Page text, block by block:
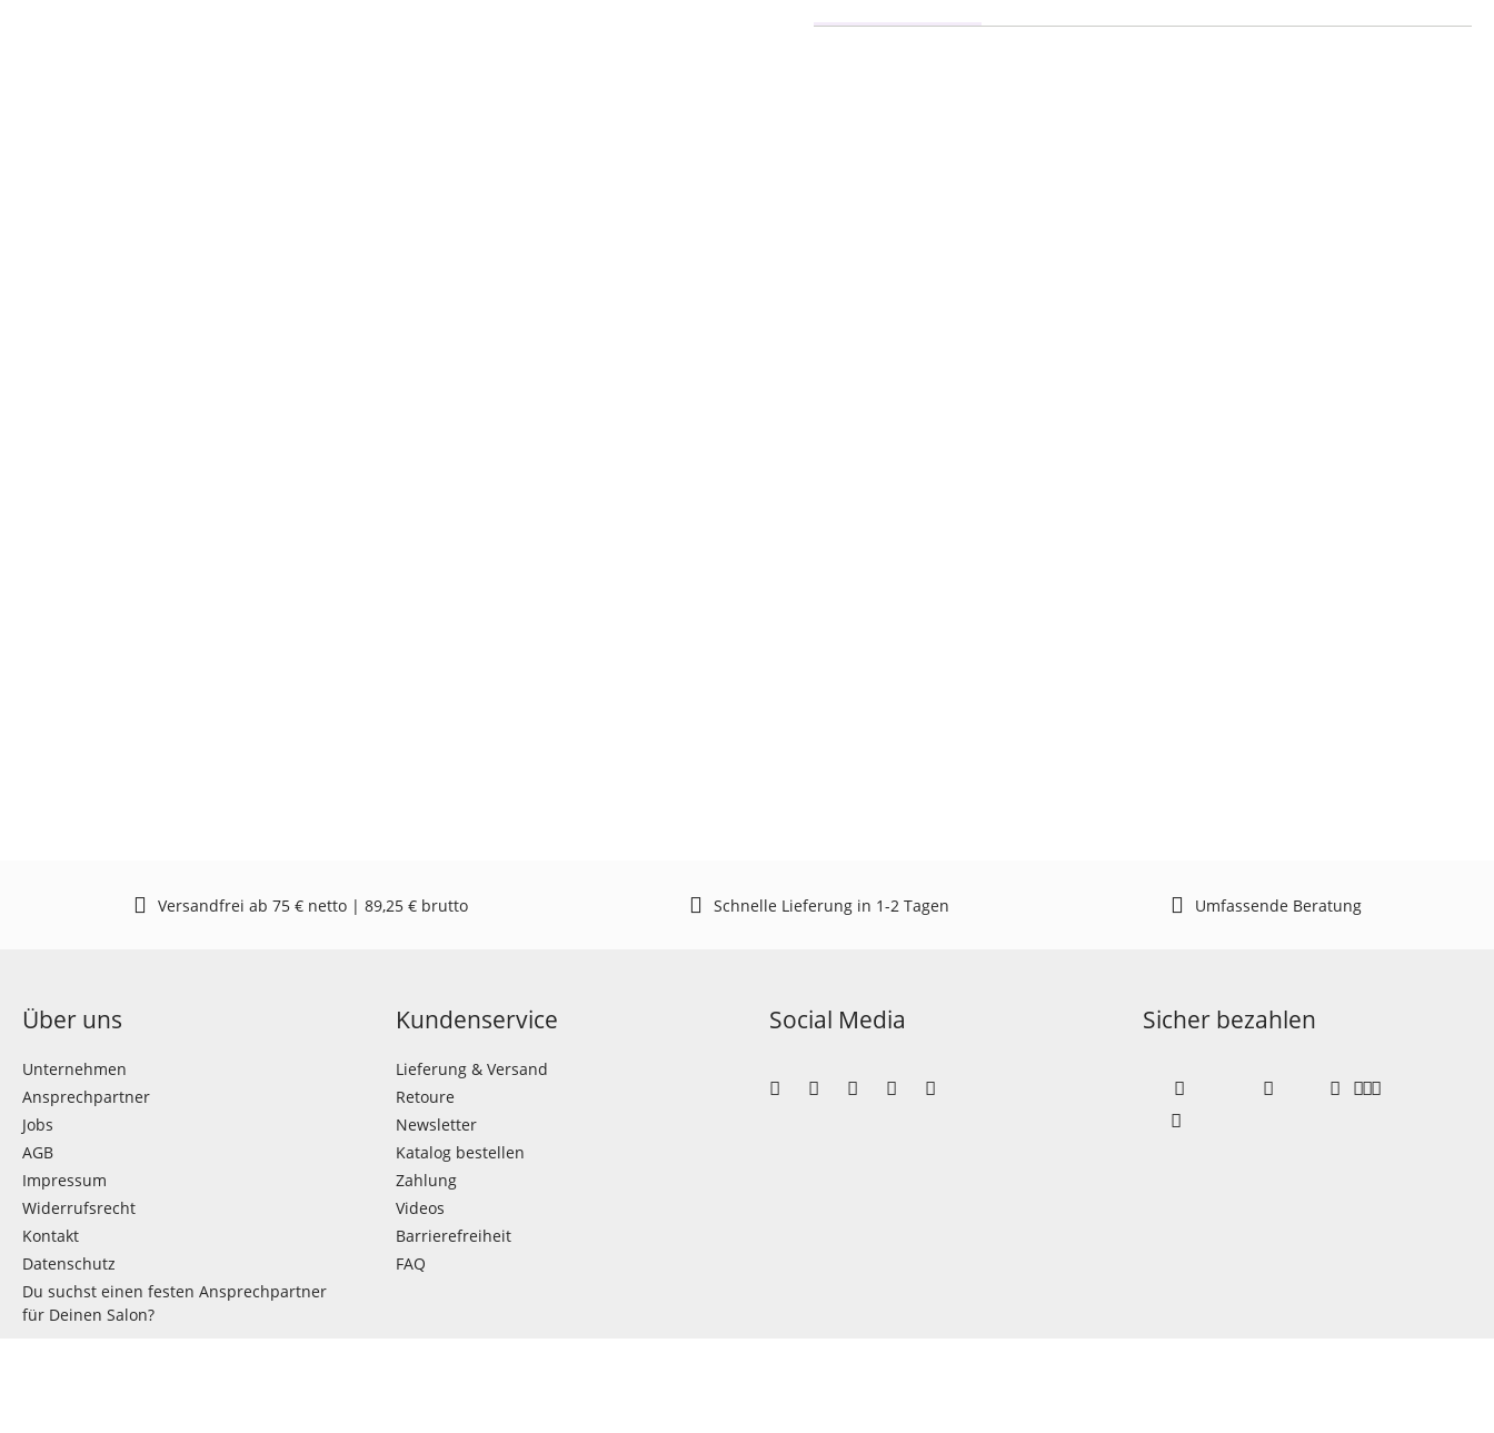
Versandfrei ab 75 € netto | 89,25 € brutto Schnelle Lieferung in 1-2 Tagen Umfassende Beratung
Über uns
Unternehmen
Ansprechpartner
Jobs
AGB
Impressum
Widerrufsrecht
Kontakt
Datenschutz
Du suchst einen festen Ansprechpartner
für Deinen Salon?
Kundenservice
Lieferung & Versand
Retoure
Newsletter
Katalog bestellen
Zahlung
Videos
Barrierefreiheit
FAQ
Social Media Sicher bezahlen